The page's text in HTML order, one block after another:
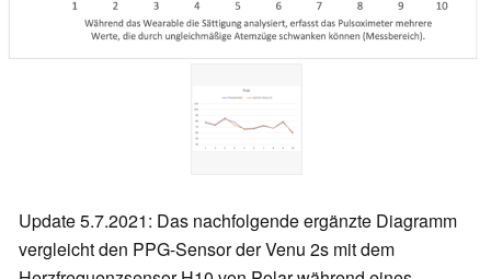
Update 5.7.2021: Das nachfolgende ergänzte Diagramm
vergleicht den PPG-Sensor der Venu 2s mit dem